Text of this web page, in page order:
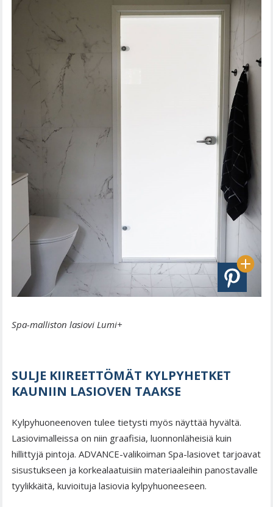
Spa-malliston lasiovi Lumi+
SULJE KIIREETTÖMÄT KYLPYHETKET
KAUNIIN LASIOVEN TAAKSE
Kylpyhuoneenoven tulee tietysti myös näyttää hyvältä.
Lasiovimalleissa on niin graafisia, luonnonläheisiä kuin
hillittyjä pintoja. ADVANCE-valikoiman Spa-lasiovet tarjoavat
sisustukseen ja korkealaatuisiin materiaaleihin panostavalle
tyylikkäitä, kuvioituja lasiovia kylpyhuoneeseen.